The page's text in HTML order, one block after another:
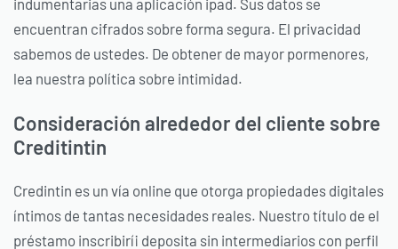
encuentran cifrados sobre forma segura. El privacidad
sabemos de ustedes. De obtener de mayor pormenores,
lea nuestra política sobre intimidad.
Consideración alrededor del cliente sobre
Creditintin
Credintin es un ví­a online que otorga propiedades digitales
íntimos de tantas necesidades reales. Nuestro título de el
préstamo inscribirí¡ deposita sin intermediarios con perfil